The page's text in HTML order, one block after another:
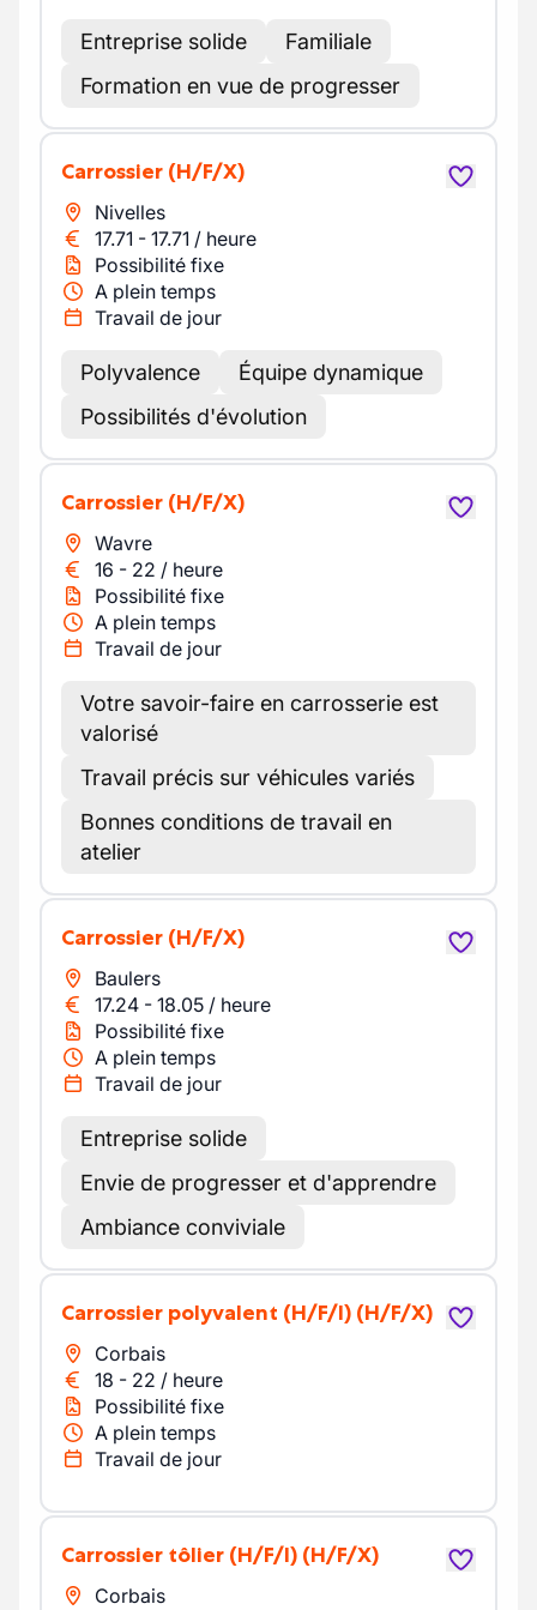
Entreprise solide
Familiale
Formation en vue de progresser
Carrossier (H/F/X)
Nivelles
17.71 - 17.71 / heure
Possibilité fixe
A plein temps
Travail de jour
Polyvalence
Équipe dynamique
Possibilités d'évolution
Carrossier (H/F/X)
Wavre
16 - 22 / heure
Possibilité fixe
A plein temps
Travail de jour
Votre savoir-faire en carrosserie est
valorisé
Travail précis sur véhicules variés
Bonnes conditions de travail en
atelier
Carrossier (H/F/X)
Baulers
17.24 - 18.05 / heure
Possibilité fixe
A plein temps
Travail de jour
Entreprise solide
Envie de progresser et d'apprendre
Ambiance conviviale
carrossier polyvalent (H/F/I) (H/F/X)
Corbais
18 - 22 / heure
Possibilité fixe
A plein temps
Travail de jour
Carrossier tôlier (H/F/I) (H/F/X)
Corbais